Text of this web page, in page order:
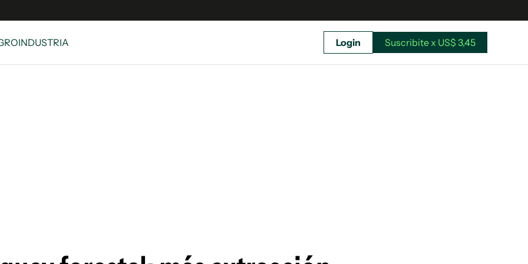
Login Suscribite x US$ 3,45